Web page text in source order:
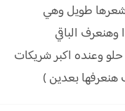
طويل وهي
الباقي
وعنده اكبر شريكات
هنعرفها بعدين )